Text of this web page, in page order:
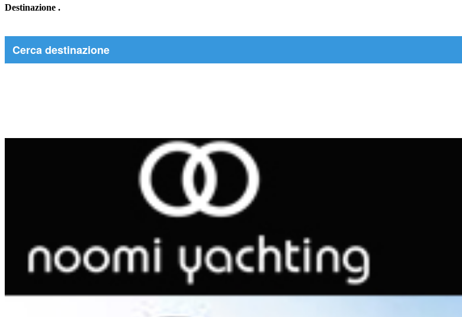
Destinazione .